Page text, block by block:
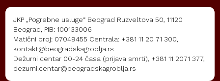
JKP „Pogrebne usluge“ Beograd Ruzveltova 50, 11120
Beograd, PIB: 100133006
Matični broj: 07049455 Centrala: +381 11 20 71 300,
kontakt@beogradskagroblja.rs
Dežurni centar 00-24 časa (prijava smrti), +381 11 2071 377,
dezurni.centar@beogradskagroblja.rs